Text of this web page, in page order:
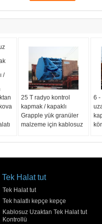
25 T radyo kontrol
kapmak / kapaklı
Grapple yük granüler
malzeme için kablosuz
6 -
Tek Halat tut
Tek Halat tut
Tek halatlı kepçe kepçe
Kablosuz Uzaktan Tek Halat tut
Kontrollü